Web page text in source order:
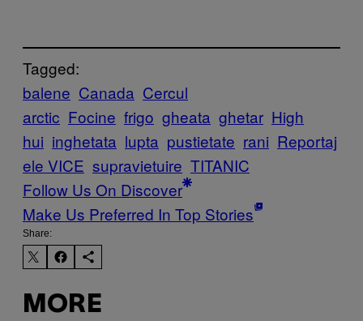
Tagged:
balene Canada Cercul
arctic Focine frigo gheata ghetar High
hui inghetata lupta pustietate rani Reportaj
ele VICE supravietuire TITANIC
Follow Us On Discover
Make Us Preferred In Top Stories
Share:
MORE